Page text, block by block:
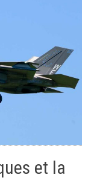
et la